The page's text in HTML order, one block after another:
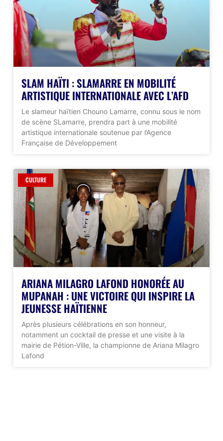
SLAM HAÏTI : SLAMARRE EN MOBILITÉ
ARTISTIQUE INTERNATIONALE AVEC L’AFD
Le slameur haïtien Chouno Lamarre, connu sous le nom
de scène SLamarre, prendra part à une mobilité
artistique internationale soutenue par l’Agence
Française de Développement
CULTURE
ARIANA MILAGRO LAFOND HONORÉE AU
MUPANAH : UNE VICTOIRE QUI INSPIRE LA
JEUNESSE HAÏTIENNE
Après plusieurs célébrations en son honneur,
notamment un cocktail de presse et une visite à la
mairie de Pétion-Ville, la championne de Ariana Milagro
Lafond